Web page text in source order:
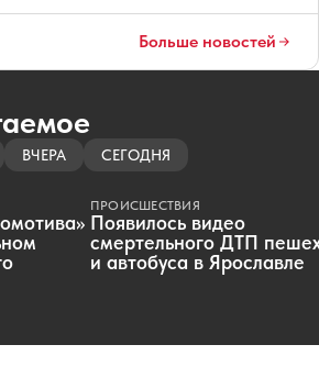
Больше новостей
ВЧЕРА СЕГОДНЯ
ПРОИСШЕСТВИЯ
Появилось видео
смертельного ДТП
и автобуса в Ярославле